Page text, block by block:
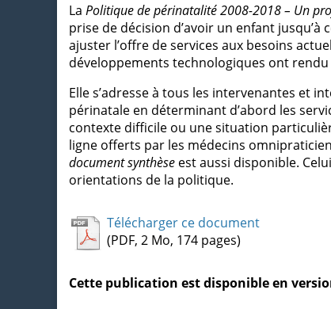
La Politique de périnatalité 2008-2018 – Un
prise de décision d’avoir un enfant
ajuster l’offre de services aux besoins
développements technologiques ont
Elle s’adresse à tous les intervenantes et
périnatale en déterminant d’abord les
contexte difficile ou une situation
ligne offerts par les médecins
document synthèse est aussi disponible.
orientations de la politique.
Télécharger ce document
(PDF, 2 Mo, 174 pages)
Cette publication est disponible en